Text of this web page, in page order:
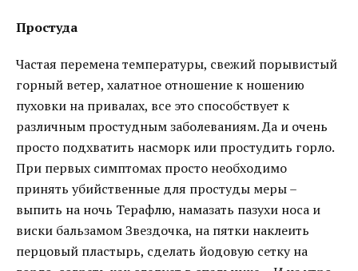
Простуда
Частая перемена температуры, свежий порывистый
горный ветер, халатное отношение к ношению
пуховки на привалах, все это способствует к
различным простудным заболеваниям. Да и очень
просто подхватить насморк или простудить горло.
При первых симптомах просто необходимо
принять убийственные для простуды меры –
выпить на ночь Терафлю, намазать пазухи носа и
виски бальзамом Звездочка, на пятки наклеить
перцовый пластырь, сделать йодовую сетку на